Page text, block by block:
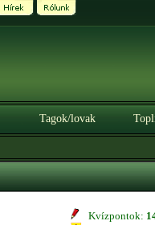
Tagok/lovak
Kvízpontok: